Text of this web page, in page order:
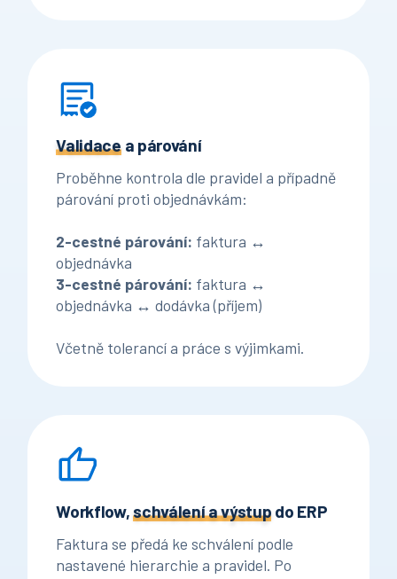
Validace a párování
Proběhne kontrola dle pravidel a případně
párování proti objednávkám:
2-cestné párování: faktura ↔
objednávka
3-cestné párování: faktura ↔
objednávka ↔ dodávka (příjem)
Včetně tolerancí a práce s výjimkami.
Workflow,schválení a výstup do ERP
Faktura se předá ke schválení podle
nastavené hierarchie a pravidel. Po